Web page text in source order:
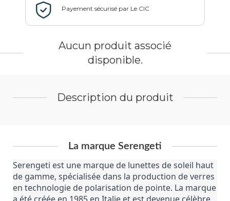
Description du produit
La marque Serengeti
Serengeti est une marque de lunettes de soleil haut
de gamme, spécialisée dans la production de verres
en technologie de polarisation de pointe. La marque
Aucun produit associé
disponible.